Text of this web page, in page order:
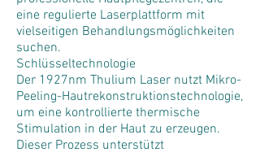
eine regulierte Laserplattform mit
vielseitigen Behandlungsmöglichkeiten
suchen.
Schlüsseltechnologie
Der 1927nm Thulium Laser nutzt Mikro-
Peeling-Hautrekonstruktionstechnologie,
um eine kontrollierte thermische
Stimulation in der Haut zu erzeugen.
Dieser Prozess unterstützt